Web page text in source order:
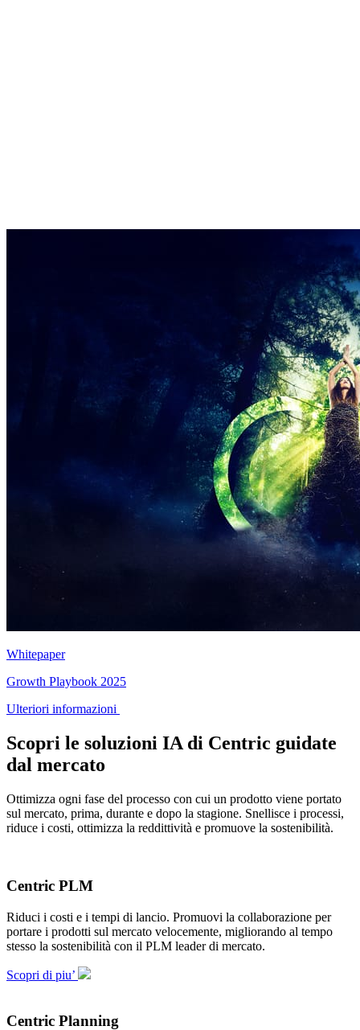
Whitepaper
Growth Playbook 2025
Ulteriori informazioni
Scopri le soluzioni IA di Centric guidate
dal mercato
Ottimizza ogni fase del processo con cui un prodotto viene portato
sul mercato, prima, durante e dopo la stagione. Snellisce i processi,
riduce i costi, ottimizza la reddittività e promuove la sostenibilità.
Centric PLM
Riduci i costi e i tempi di lancio. Promuovi la collaborazione per
portare i prodotti sul mercato velocemente, migliorando al tempo
stesso la sostenibilità con il PLM leader di mercato.
Scopri di piu’
Centric Planning